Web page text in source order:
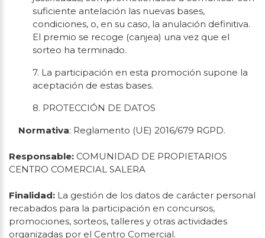
suficiente antelación las nuevas bases,
condiciones, o, en su caso, la anulación definitiva.
El premio se recoge (canjea) una vez que el
sorteo ha terminado.
7. La participación en esta promoción supone la
aceptación de estas bases.
8. PROTECCIÓN DE DATOS
Normativa: Reglamento (UE) 2016/679 RGPD.
Responsable: COMUNIDAD DE PROPIETARIOS
CENTRO COMERCIAL SALERA
Finalidad: La gestión de los datos de carácter personal
recabados para la participación en concursos,
promociones, sorteos, talleres y otras actividades
organizadas por el Centro Comercial.